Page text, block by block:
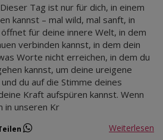
Tag ist nur für dich, in einem
kannst – mal wild, mal sanft, in
für deine innere Welt, in dem
verbinden kannst, in dem dein
Worte nicht erreichen, in dem du
kannst, um deine ureigene
du auf die Stimme deines
Kraft aufspüren kannst. Wenn
in unseren Kr
Weiterlesen